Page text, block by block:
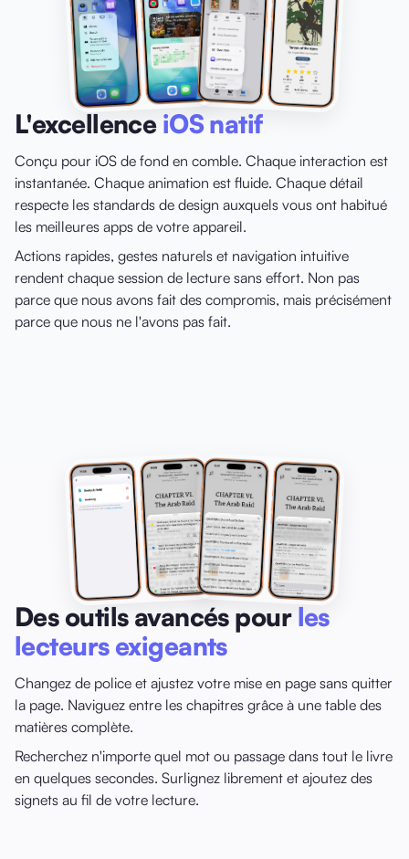
L'excellence iOS natif
Conçu pour iOS de fond en comble. Chaque interaction est
instantanée. Chaque animation est fluide. Chaque détail
respecte les standards de design auxquels vous ont habitué
les meilleures apps de votre appareil.
Actions rapides, gestes naturels et navigation intuitive
rendent chaque session de lecture sans effort. Non pas
parce que nous avons fait des compromis, mais précisément
parce que nous ne l'avons pas fait.
Des outils avancés pour les
lecteurs exigeants
Changez de police et ajustez votre mise en page sans quitter
la page. Naviguez entre les chapitres grâce à une table des
matières complète.
Recherchez n'importe quel mot ou passage dans tout le livre
en quelques secondes. Surlignez librement et ajoutez des
signets au fil de votre lecture.